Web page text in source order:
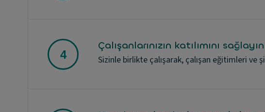
Çalışanlarınızın katılımını sağlayın
Sizinle birlikte çalışarak, çalışan eğitimleri